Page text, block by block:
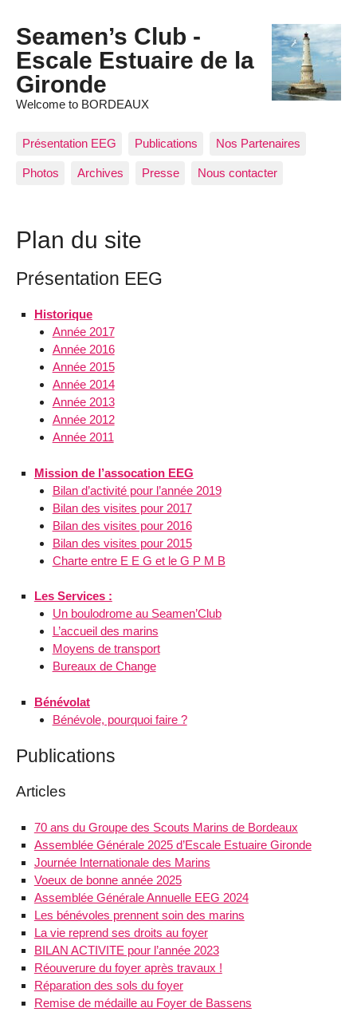
Seamen’s Club -
Escale Estuaire de la
Gironde
Welcome to BORDEAUX
Présentation EEG Publications Nos Partenaires
Photos Archives Presse Nous contacter
Plan du site
Présentation EEG
Historique
Année 2017
Année 2016
Année 2015
Année 2014
Année 2013
Année 2012
Année 2011
Mission de l’assocation EEG
Bilan d’activité pour l’année 2019
Bilan des visites pour 2017
Bilan des visites pour 2016
Bilan des visites pour 2015
Charte entre E E G et le G P M B
Les Services :
Un boulodrome au Seamen’Club
L’accueil des marins
Moyens de transport
Bureaux de Change
Bénévolat
Bénévole, pourquoi faire ?
Publications
Articles
70 ans du Groupe des Scouts Marins de Bordeaux
Assemblée Générale 2025 d’Escale Estuaire Gironde
Journée Internationale des Marins
Voeux de bonne année 2025
Assemblée Générale Annuelle EEG 2024
Les bénévoles prennent soin des marins
La vie reprend ses droits au foyer
BILAN ACTIVITE pour l’année 2023
Réouverure du foyer après travaux !
Réparation des sols du foyer
Remise de médaille au Foyer de Bassens